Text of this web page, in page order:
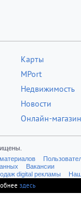
Карты
MPort
Недвижимость
Новости
Онлайн-магазин
Вакансии
digital рекламы
здесь